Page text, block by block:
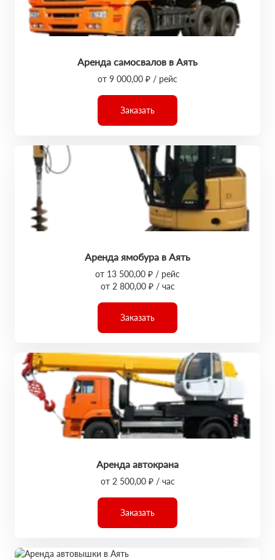
Аренда самосвалов в Аять
от 9 000,00 ₽ / рейс
Заказать
Аренда ямобура в Аять
от 13 500,00 ₽ / рейс
от 2 800,00 ₽ / час
Заказать
Аренда автокрана
от 2 500,00 ₽ / час
Заказать